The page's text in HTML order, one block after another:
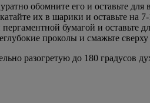
обомните его и оставьте для
их в шарики и оставьте на
бумагой и оставьте
проколы и смажьте
разогретую до 180 градусов